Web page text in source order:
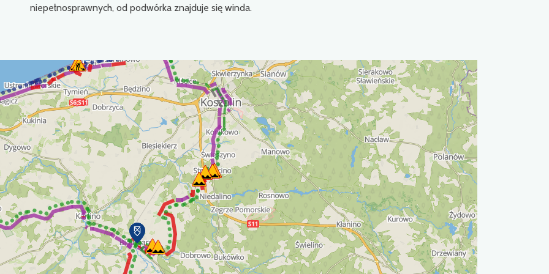
niepełnosprawnych, od podwórka znajduje się winda.